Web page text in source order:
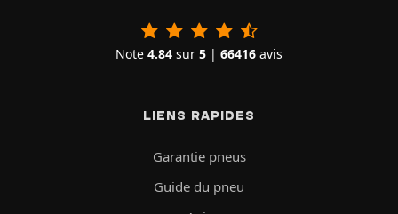
Note 4.84 sur 5 | 66416 avis
LIENS RAPIDES
Garantie pneus
Guide du pneu